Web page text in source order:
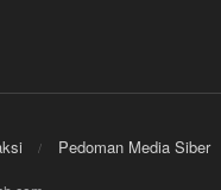
Pedoman Media Siber